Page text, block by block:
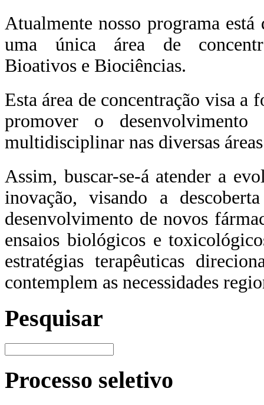
Atualmente nosso programa está
uma única área de
Bioativos e Biociências.
Esta área de concentração visa a
promover o
multidisciplinar nas diversas
Assim, buscar-se-á atender a
inovação, visando a
desenvolvimento de novos
ensaios biológicos e
estratégias terapêuticas
contemplem as necessidades
Pesquisar
Processo seletivo